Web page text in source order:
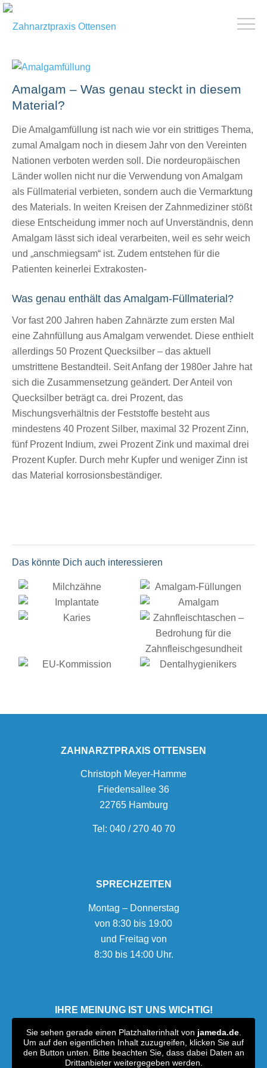
Amalgam – Was genau steckt in diesem
Material?
Die Amalgamfüllung ist nach wie vor ein strittiges Thema,
zumal Amalgam noch in diesem Jahr von den Vereinten
Nationen verboten werden soll. Die nordeuropäischen
Länder wollen nicht nur die Verwendung von Amalgam
als Füllmaterial verbieten, sondern auch die Vermarktung
des Materials. In weiten Kreisen der Zahnmediziner stößt
diese Entscheidung immer noch auf Unverständnis, denn
Amalgam lässt sich ideal verarbeiten, weil es sehr weich
und „anschmiegsam“ ist. Zudem entstehen für die
Patienten keinerlei Extrakosten-
Was genau enthält das Amalgam-Füllmaterial?
Vor fast 200 Jahren haben Zahnärzte zum ersten Mal
eine Zahnfüllung aus Amalgam verwendet. Diese enthielt
allerdings 50 Prozent Quecksilber – das aktuell
umstrittene Bestandteil. Seit Anfang der 1980er Jahre hat
sich die Zusammensetzung geändert. Der Anteil von
Quecksilber beträgt ca. drei Prozent, das
Mischungsverhältnis der Feststoffe besteht aus
mindestens 40 Prozent Silber, maximal 32 Prozent Zinn,
fünf Prozent Indium, zwei Prozent Zink und maximal drei
Prozent Kupfer. Durch mehr Kupfer und weniger Zinn ist
das Material korrosionsbeständiger.
Das könnte Dich auch interessieren
ZAHNARZTPRAXIS OTTENSEN
Christoph Meyer-Hamme
Friedensallee 36
22765 Hamburg
Tel: 040 / 270 40 70
SPRECHZEITEN
Montag – Donnerstag
von 8:30 bis 19:00
und Freitag von
8:30 bis 14:00 Uhr.
IHRE MEINUNG IST UNS WICHTIG!
Sie sehen gerade einen Platzhalterinhalt von jameda.de.
Um auf den eigentlichen Inhalt zuzugreifen, klicken Sie auf
den Button unten. Bitte beachten Sie, dass dabei Daten an
Drittanbieter weitergegeben werden.